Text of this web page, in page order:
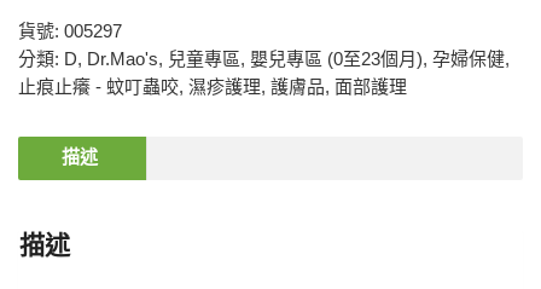
貨號: 005297
分類: D, Dr.Mao's, 兒童專區, 嬰兒專區 (0至23個月), 孕婦保健,
止痕止癢 - 蚊叮蟲咬, 濕疹護理, 護膚品, 面部護理
描述
描述